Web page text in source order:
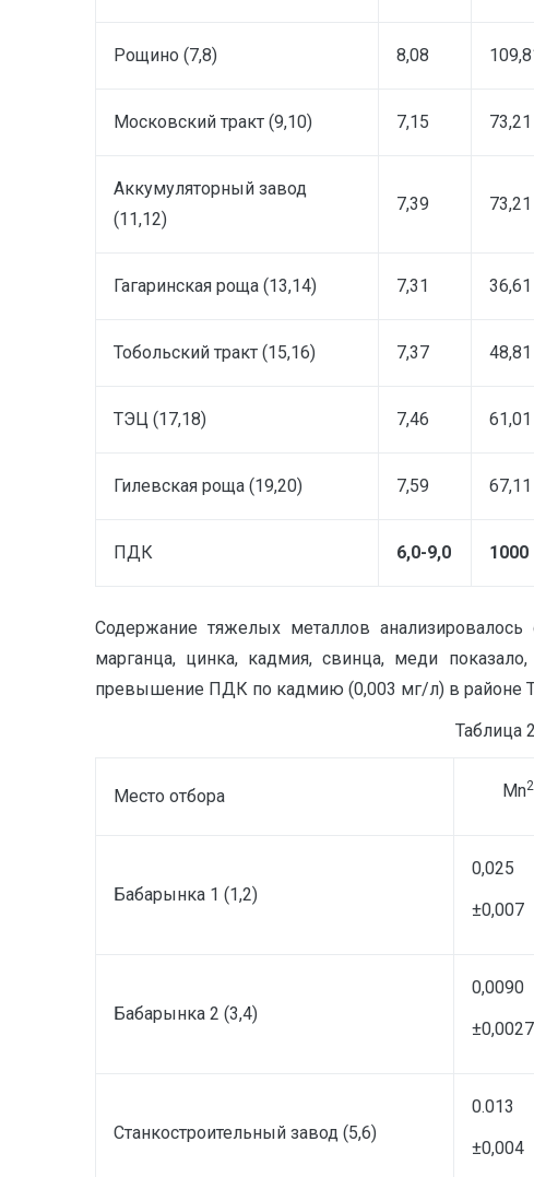
Рощино (7,8) 8,08
Московский тракт (9,10) 7,15 73,21
Аккумуляторный завод
(11,12)
7,39 73,21
Гагаринская роща (13,14) 7,31 36,61
Тобольский тракт (15,16) 7,37 48,81
ТЭЦ (17,18) 7,46 61,01
Гилевская роща (19,20) 7,59 67,11
ПДК 6,0-9,0 1000
Содержание тяжелых металлов
марганца, цинка, кадмия, свинца, меди
превышение ПДК по кадмию (0,003 мг/л) в районе
Таблица
Место отбора Mn
Бабарынка 1 (1,2)
0,025
±0,007
Бабарынка 2 (3,4)
0,0090
±0,0027
Станкостроительный завод (5,6)
0.013
±0,004